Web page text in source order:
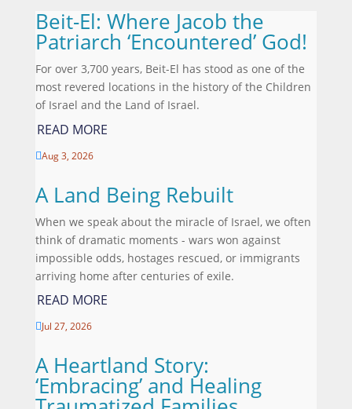
Beit-El: Where Jacob the
Patriarch ‘Encountered’ God!
For over 3,700 years, Beit-El has stood as one of the
most revered locations in the history of the Children
of Israel and the Land of Israel.
READ MORE
Aug 3, 2026
A Land Being Rebuilt
When we speak about the miracle of Israel, we often
think of dramatic moments - wars won against
impossible odds, hostages rescued, or immigrants
arriving home after centuries of exile.
READ MORE
Jul 27, 2026
A Heartland Story:
‘Embracing’ and Healing